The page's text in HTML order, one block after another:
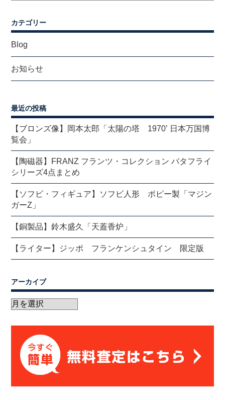
カテゴリー
Blog
お知らせ
最近の投稿
【ブロンズ像】岡本太郎「太陽の塔 1970’ 日本万国博
覧会」
【陶磁器】FRANZ フランツ・コレクション バタフライ
シリーズ4点まとめ
【ソフビ・フィギュア】ソフビ人形 ポピー製「マジン
ガーZ」
【銅製品】鈴木盛久「天蓋香炉」
【ライター】ジッポ フランケンシュタイン 限定版
アーカイブ